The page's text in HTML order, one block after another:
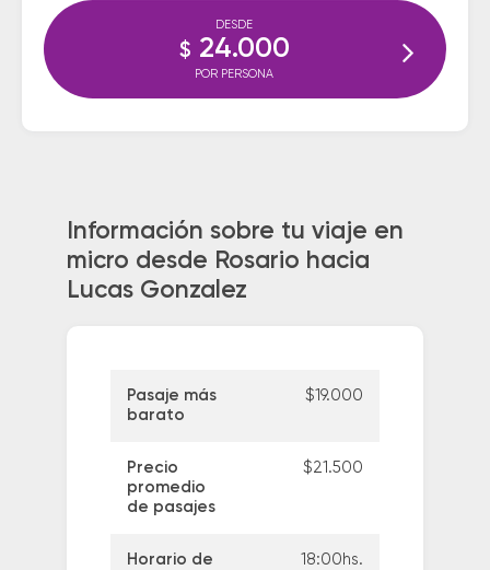
DESDE
$ 24.000
POR PERSONA
Información sobre tu viaje en
micro desde Rosario hacia
Lucas Gonzalez
Pasaje más
barato
$19.000
Precio
promedio
de pasajes
$21.500
Horario de
18:00hs.